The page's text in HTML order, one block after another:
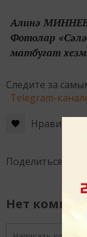
Алинә
Фотолар
матбугат
Следите за
Telegram-
Нравится
Поделиться:
Нет